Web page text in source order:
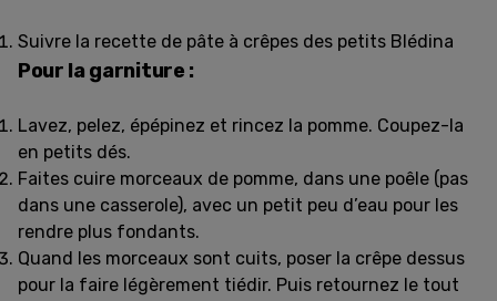
Suivre la recette de pâte à crêpes des petits Blédina
Pour la garniture :
Lavez, pelez, épépinez et rincez la pomme. Coupez-la
en petits dés.
Faites cuire morceaux de pomme, dans une poêle (pas
dans une casserole), avec un petit peu d’eau pour les
rendre plus fondants.
Quand les morceaux sont cuits, poser la crêpe dessus
pour la faire légèrement tiédir. Puis retournez le tout